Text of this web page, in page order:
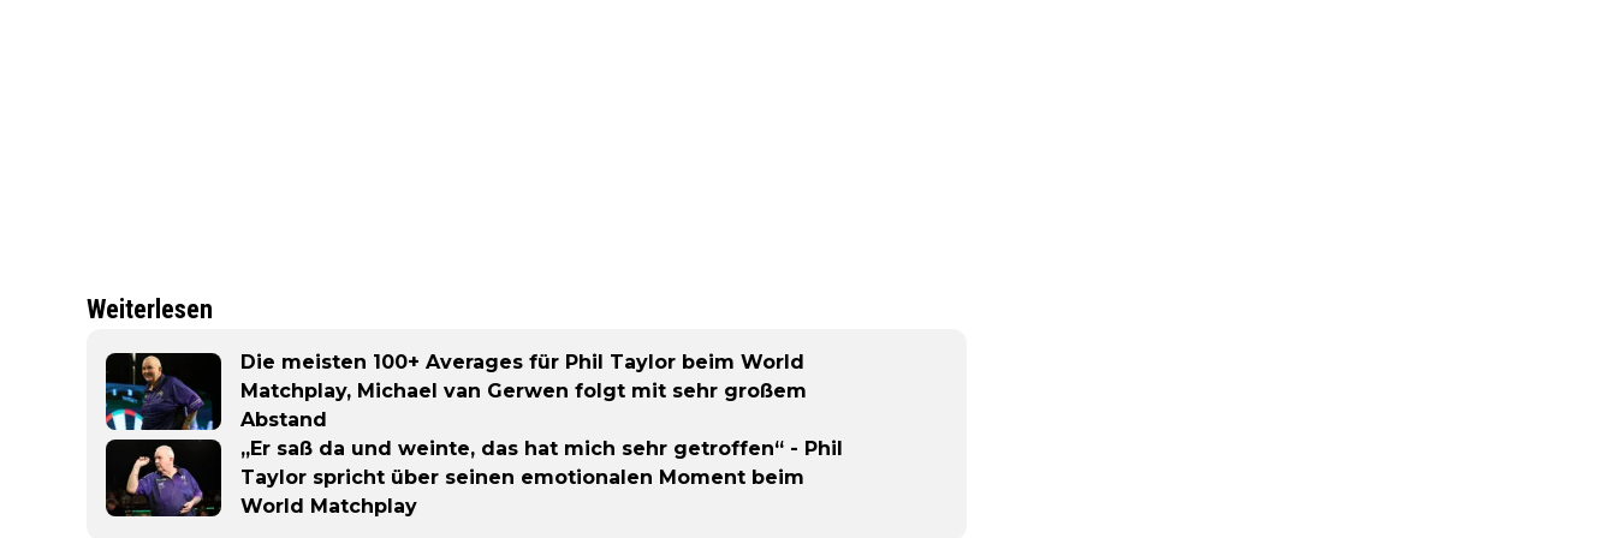
Weiterlesen
Die meisten 100+ Averages für Phil Taylor beim World
Matchplay, Michael van Gerwen folgt mit sehr großem
Abstand
„Er saß da und weinte, das hat mich sehr getroffen“ - Phil
Taylor spricht über seinen emotionalen Moment beim
World Matchplay